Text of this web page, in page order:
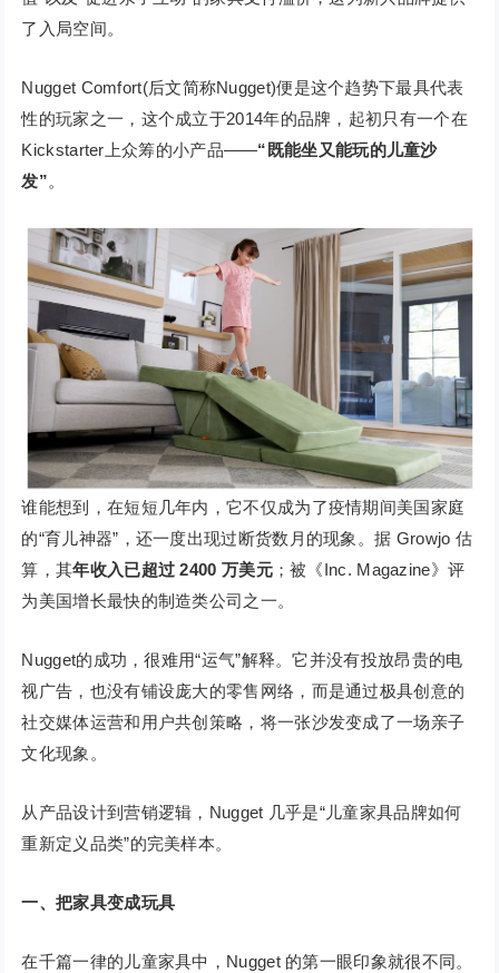
了入局空间。
Nugget Comfort(后文简称Nugget)便是这个趋势下最具代表
性的玩家之一，这个成立于2014年的品牌，起初只有一个在
Kickstarter上众筹的小产品——“既能坐又能玩的儿童沙
发”。
谁能想到，在短短几年内，它不仅成为了疫情期间美国家庭
的“育儿神器”，还一度出现过断货数月的现象。据 Growjo 估
算，其年收入已超过 2400 万美元；被《Inc. Magazine》评
为美国增长最快的制造类公司之一。
Nugget的成功，很难用“运气”解释。它并没有投放昂贵的电
视广告，也没有铺设庞大的零售网络，而是通过极具创意的
社交媒体运营和用户共创策略，将一张沙发变成了一场亲子
文化现象。
从产品设计到营销逻辑，Nugget 几乎是“儿童家具品牌如何
重新定义品类”的完美样本。
一、把家具变成玩具
在千篇一律的儿童家具中，Nugget 的第一眼印象就很不同。